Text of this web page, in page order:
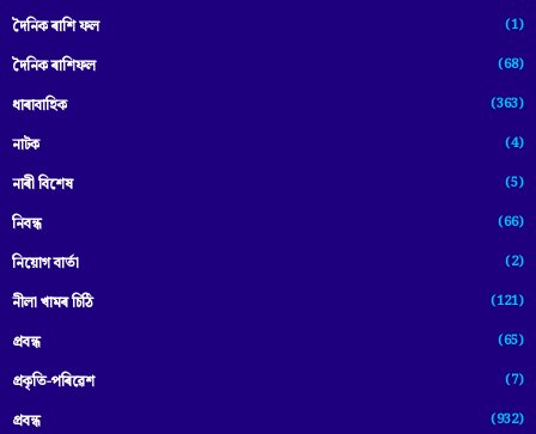
দৈনিক ৰাশি ফল (1)
দৈনিক ৰাশিফল (68)
ধাৰাবাহিক (363)
নাটক (4)
নাৰী বিশেষ (5)
নিবন্ধ (66)
নিয়োগ বাৰ্তা (2)
নীলা খামৰ চিঠি (121)
প্রবন্ধ (65)
প্ৰকৃতি-পৰিৱেশ (7)
প্ৰবন্ধ (932)